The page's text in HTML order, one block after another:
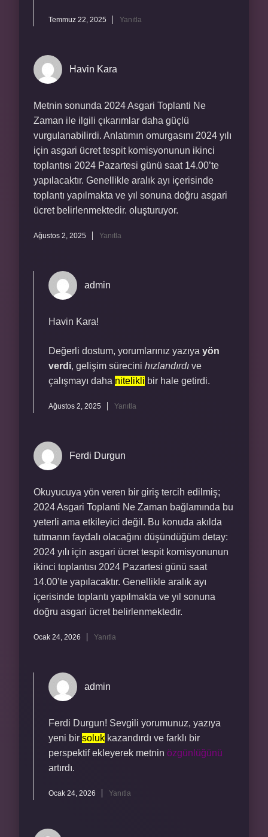
Temmuz 22, 2025 Yanıtla
Havin Kara
Metnin sonunda 2024 Asgari Toplanti Ne
Zaman ile ilgili çıkarımlar daha güçlü
vurgulanabilirdi. Anlatımın omurgasını 2024 yılı
için asgari ücret tespit komisyonunun ikinci
toplantısı 2024 Pazartesi günü saat 14.00’te
yapılacaktır. Genellikle aralık ayı içerisinde
toplantı yapılmakta ve yıl sonuna doğru asgari
ücret belirlenmektedir. oluşturuyor.
Ağustos 2, 2025 Yanıtla
admin
Havin Kara!
Değerli dostum, yorumlarınız yazıya yön
verdi, gelişim sürecini hızlandırdı ve
çalışmayı daha nitelikli bir hale getirdi.
Ağustos 2, 2025 Yanıtla
Ferdi Durgun
Okuyucuya yön veren bir giriş tercih edilmiş;
2024 Asgari Toplanti Ne Zaman bağlamında bu
yeterli ama etkileyici değil. Bu konuda akılda
tutmanın faydalı olacağını düşündüğüm detay:
2024 yılı için asgari ücret tespit komisyonunun
ikinci toplantısı 2024 Pazartesi günü saat
14.00’te yapılacaktır. Genellikle aralık ayı
içerisinde toplantı yapılmakta ve yıl sonuna
doğru asgari ücret belirlenmektedir.
Ocak 24, 2026 Yanıtla
admin
Ferdi Durgun! Sevgili yorumunuz, yazıya
yeni bir soluk kazandırdı ve farklı bir
perspektif ekleyerek metnin özgünlüğünü
artırdı.
Ocak 24, 2026 Yanıtla